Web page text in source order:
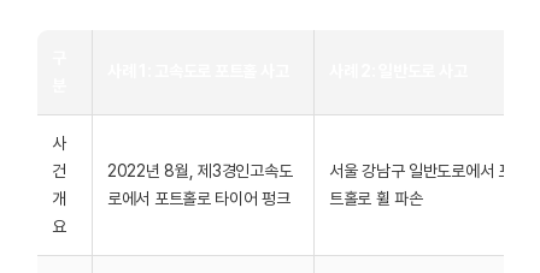
사
건
개
요
2022년 8월, 제3경인고속도
로에서 포트홀로 타이어 펑크
서울 강남구 일반도로에서 포
트홀로 휠 파손